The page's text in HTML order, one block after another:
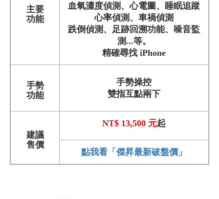
主要
功能
血氧濃度偵測、心電圖、睡眠追蹤
心率偵測、車禍偵測
跌倒偵測、足跡回溯功能、噪音監
測...等。
精確尋找 iPhone
手勢
功能
手勢操控
雙指互點兩下
建議
售價
NT$ 13,500 元起
點我看「傑昇最新破盤價」